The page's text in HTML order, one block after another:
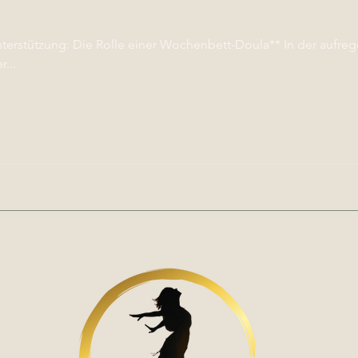
Die Rolle einer Wochenbett-Doula** In der aufregenden und oft